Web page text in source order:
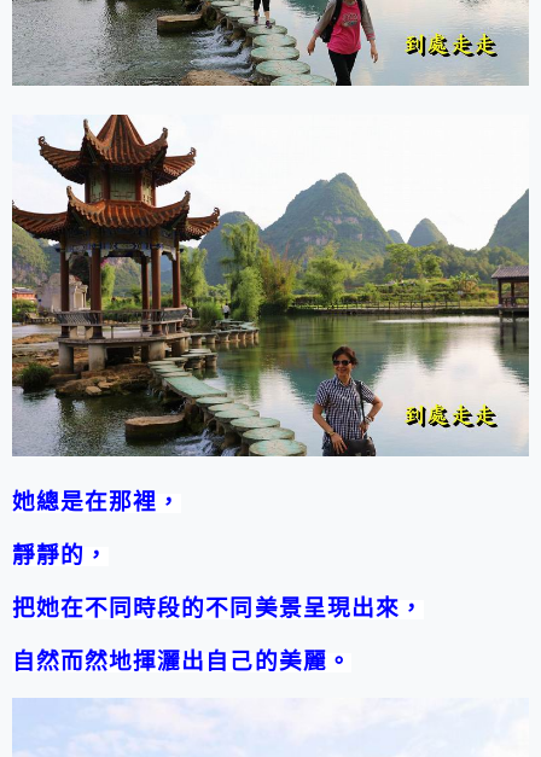
她總是在那裡，
靜靜的，
把她在不同時段的不同美景呈現出來，
自然而然地揮灑出自己的美麗。